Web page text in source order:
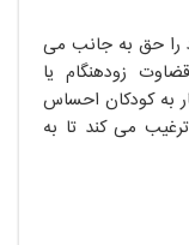
را حق به جانب می
زودهنگام یا
به کودکان احساس
می کند تا به